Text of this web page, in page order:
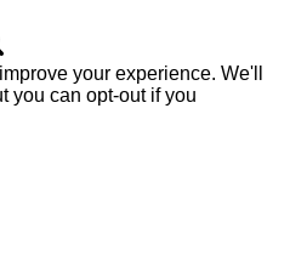
your experience. We'll
you can opt-out if you